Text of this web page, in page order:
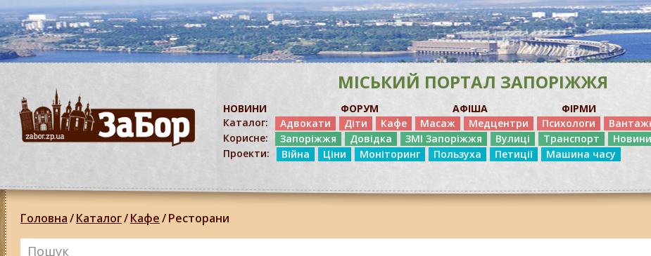
МІСЬКИЙ ПОРТАЛ ЗАПОРІЖЖЯ
НОВИНИ ФОРУМ АФІША ФІРМИ
Каталог:
Адвокати Діти Кафе Масаж Медцентри Психологи
Корисне:
Запоріжжя Довідка ЗМІ Запоріжжя Вулиці Транспорт
Проекти:
Війна Ціни Моніторинг Пользуха Петиції Машина часу
Головна/Каталог/Кафе/Ресторани